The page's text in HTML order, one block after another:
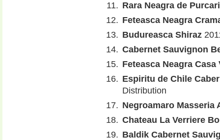
Rara Neagra de Purcari
Feteasca Neagra
Budureasca Shiraz
Cabernet Sauvignon
Feteasca Neagra Casa
Espiritu de Chile
Distribution
Negroamaro Masseria
Chateau La Verriere
Baldik Cabernet